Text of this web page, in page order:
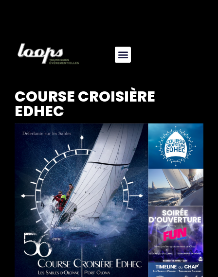
COURSE CROISIÈRE
EDHEC